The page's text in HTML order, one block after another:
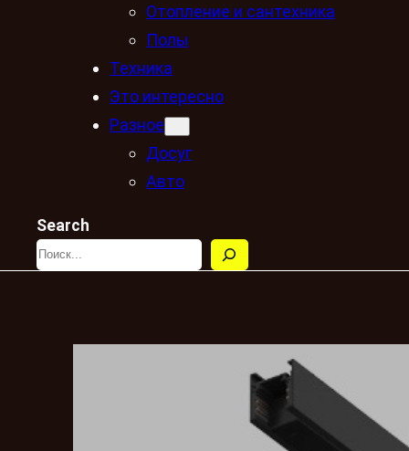
Отопление и сантехника
Полы
Техника
Это интересно
Разное
Досуг
Авто
Search